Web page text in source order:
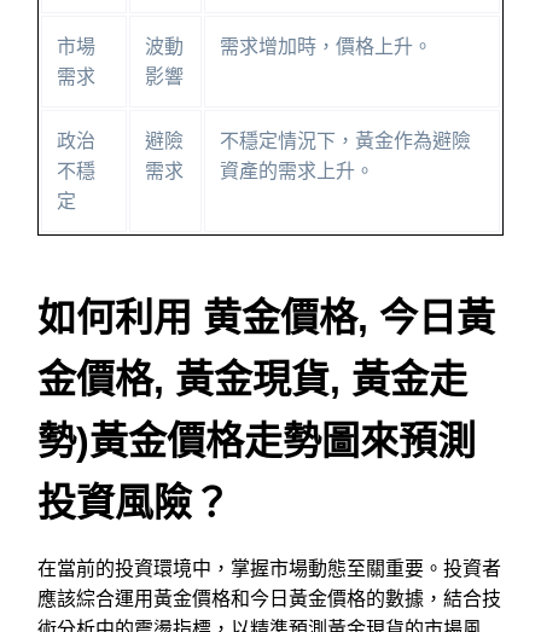
市場
需求
波動
影響
需求增加時，價格上升。
政治
不穩
定
避險
需求
不穩定情況下，黃金作為避險
資產的需求上升。
如何利用 黄金價格, 今日黃
金價格, 黃金現貨, 黃金走
勢)黃金價格走勢圖來預測
投資風險？
在當前的投資環境中，掌握市場動態至關重要。投資者
應該綜合運用黃金價格和今日黃金價格的數據，結合技